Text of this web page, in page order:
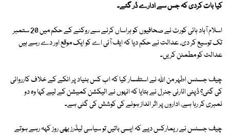
کیا بات کردی کہ جس سے ادارے ڈر گئے۔
اسلام آباد ہائی کورٹ نے صحافیوں کو ہراساں کرنے سے روکنے کے حکم میں 20 ستمبر
تک توسیع کر دی، عدالت نے حکم دیا کہ ایف آئی اے کو ایک موقع اور دے رہے ہیں
عدالت کو مطمئن کریں۔
چیف جسٹس اطہر من اللہ نے استفسار کیا کہ اب کس بنیاد پر انکے کے خلاف کارروائی
کی گئی؟ ڈپٹی اٹارنی جنرل نے بتایا کہ انہوں نے الیکشن کمیشن کے لیے کہا وہ دو
نمبری کر رہا ہے، اداروں پر اثر انداز ہونے کی کوشش کی گئی ہے۔
چیف جسٹس نے ریمارکس دیے کہ ایسی باتیں تو سیاسی لیڈرز بھی روز کہہ رہے ہوتے